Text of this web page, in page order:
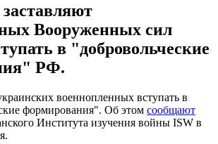
Вооруженных сил
в "добровольческие
РФ.
военнопленных вступать в
формирования". Об этом сообщают
Института изучения войны ISW в